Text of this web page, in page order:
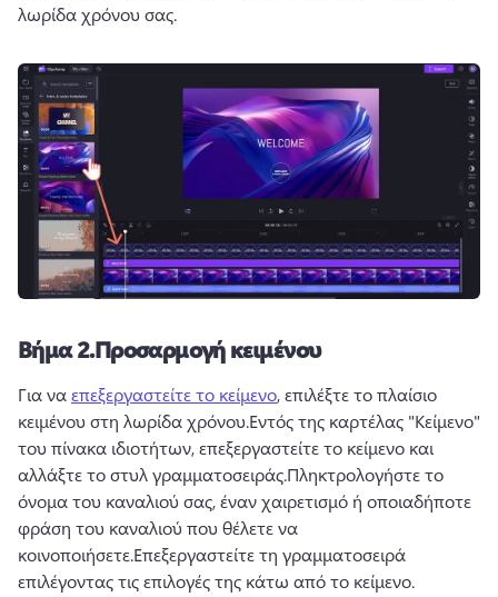
λωρίδα χρόνου σας.
Βήμα 2.Προσαρμογή κειμένου
Για να επεξεργαστείτε το κείμενο, επιλέξτε το πλαίσιο
κειμένου στη λωρίδα χρόνου.Εντός της καρτέλας "Κείμενο"
του πίνακα ιδιοτήτων, επεξεργαστείτε το κείμενο και
αλλάξτε το στυλ γραμματοσειράς.Πληκτρολογήστε το
όνομα του καναλιού σας, έναν χαιρετισμό ή οποιαδήποτε
φράση του καναλιού που θέλετε να
κοινοποιήσετε.Επεξεργαστείτε τη γραμματοσειρά
επιλέγοντας τις επιλογές της κάτω από το κείμενο.